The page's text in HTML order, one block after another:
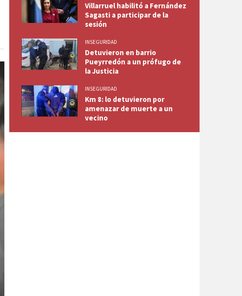
Villarruel habilitó a Fernández
Sagasti a participar de la
sesión
INSEGURIDAD
Detuvieron en barrio
Pueyrredón a un prófugo de
la Justicia
INSEGURIDAD
Km 8: lo detuvieron por
amenazar de muerte a un
vecino